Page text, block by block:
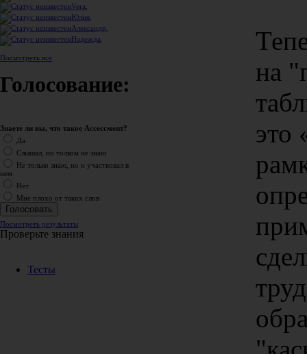
Vera
Юлия
Александр
Надежда
Посмотреть все
Голосование:
Знаете ли вы, что такое Ассессмент?
Да
Слышал, но толком не знаю
Не только знаю, но и участвовал в
нем
Нет
Мне плохо от таких слов
Посмотреть результаты
Проверьте знания
Тесты
на
это